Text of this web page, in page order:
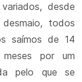
desde
todos
saímos de 14
por um
pelo que se